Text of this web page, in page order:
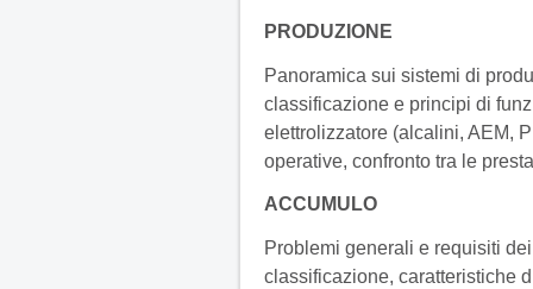
PRODUZIONE
Panoramica sui sistemi di
classificazione e principi di
elettrolizzatore (alcalini, AEM,
operative, confronto tra le
ACCUMULO
Problemi generali e requisiti
classificazione, caratteristiche